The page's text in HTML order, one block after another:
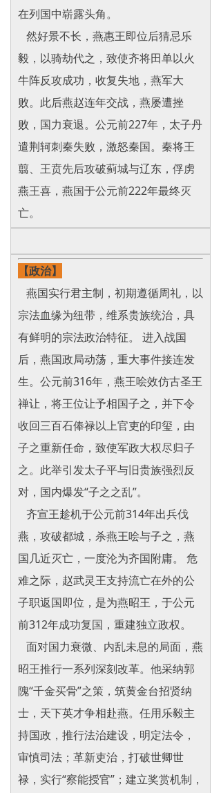
在列国中崭露头角。
然好景不长，燕惠王即位后猜忌乐
毅，以骑劫代之，致使齐将田单以火
牛阵反攻成功，收复失地，燕军大
败。此后燕赵连年交战，燕屡遭挫
败，国力衰退。公元前227年，太子丹
遣荆轲刺秦失败，激怒秦国。秦将王
翦、王贲先后攻破蓟城与辽东，俘虏
燕王喜，燕国于公元前222年最终灭
亡。
【政治】
燕国实行君主制，初期遵循周礼，以
宗法血缘为纽带，维系贵族统治，具
有鲜明的宗法政治特征。 进入战国
后，燕国政局动荡，重大事件接连发
生。公元前316年，燕王哙效仿古圣王
禅让，将王位让予相国子之，并下令
收回三百石俸禄以上官吏的印玺，由
子之重新任命，致使军政大权尽归子
之。此举引发太子平与旧贵族强烈反
对，国内爆发“子之之乱”。
齐宣王趁机于公元前314年出兵伐
燕，攻破都城，杀燕王哙与子之，燕
国几近灭亡，一度沦为齐国附庸。 危
难之际，赵武灵王支持流亡在外的公
子职返国即位，是为燕昭王，于公元
前312年成功复国，重建独立政权。
面对国力衰微、内乱未息的局面，燕
昭王推行一系列深刻改革。他采纳郭
隗“千金买骨”之策，筑黄金台招贤纳
士，天下英才争相赴燕。任用乐毅主
持国政，推行法治建设，明定法令，
审慎司法；革新吏治，打破世卿世
禄，实行“察能授官”；建立奖赏机制，